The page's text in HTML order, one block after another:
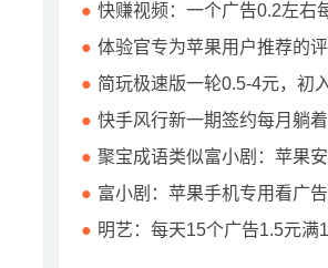
快赚视频：一个广告0.2左右每天20广！亲测4个
体验官专为苹果用户推荐的评论挣钱app，每天3-9米
简玩极速版一轮0.5-4元，初入看广平台首选
快手风行新一期签约每月躺着有收入，上一期人均
聚宝成语类似富小剧：苹果安卓都能玩，稍微吃权重，不是黑号的基本都
富小剧：苹果手机专用看广告一个广1块钱左右，当天就
明艺：每天15个广告1.5元满1提，闪趣同一个公司